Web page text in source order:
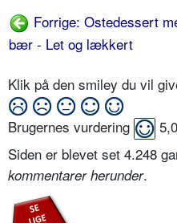
Forrige: Ostedessert
bær - Let og lækkert
Klik på den smiley du vil
Brugernes vurdering 5,0
Siden er blevet set 4.248
kommentarer herunder.